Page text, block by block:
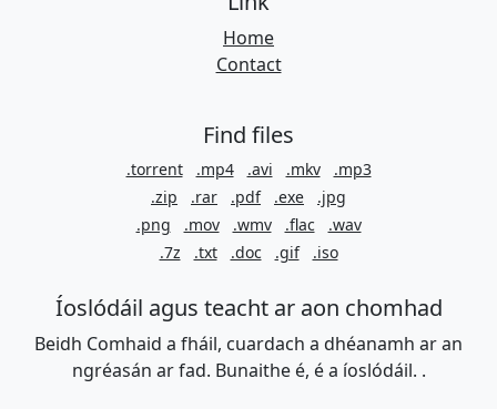
Home
Contact
Find files
.torrent .mp4 .avi .mkv
.mp3
.zip
.rar .pdf .exe
.jpg
.png
.mov .wmv .flac
.wav
.7z
.txt .doc .gif .iso
Íoslódáil agus teacht ar aon chomhad
Beidh Comhaid a fháil, cuardach a dhéanamh ar an
ngréasán ar fad. Bunaithe é, é a íoslódáil. .